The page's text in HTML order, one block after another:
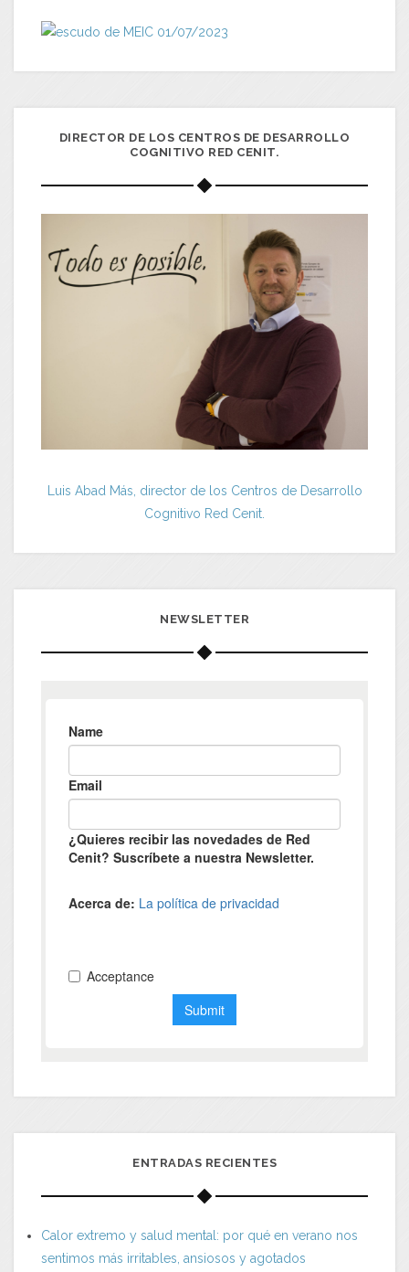
DIRECTOR DE LOS CENTROS DE DESARROLLO
COGNITIVO RED CENIT.
Luis Abad Más, director de los Centros de Desarrollo
Cognitivo Red Cenit.
NEWSLETTER
ENTRADAS RECIENTES
Calor extremo y salud mental: por qué en verano nos
sentimos más irritables, ansiosos y agotados